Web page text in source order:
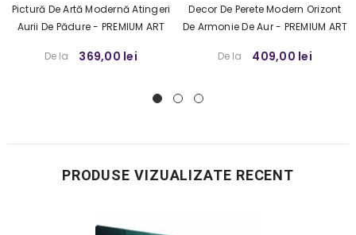
Pictură De Artă Modernă Atingeri
Aurii De Pădure - PREMIUM ART
De la 369,00 lei
Decor De Perete Modern Orizont
De Armonie De Aur - PREMIUM ART
De la 409,00 lei
PRODUSE VIZUALIZATE RECENT